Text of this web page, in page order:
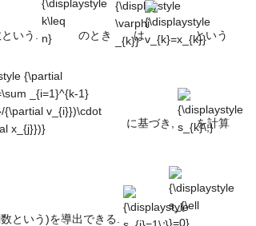
いう.
k\leq n}
のとき
\varphi _{k}}
は
v_{k}=x_{k}}
という
に基づき,
s_{k}\,}
を計算
という)を導出できる. ,
\not =j)}